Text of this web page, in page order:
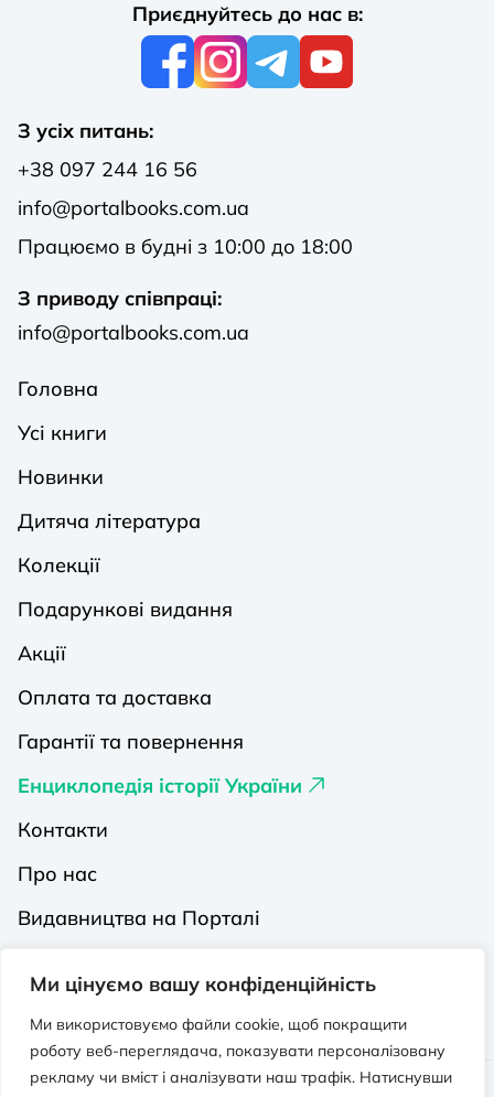
Ми цінуємо вашу конфіденційність
Ми використовуємо файли cookie, щоб покращити
роботу веб-переглядача, показувати персоналізовану
рекламу чи вміст і аналізувати наш трафік. Натиснувши
Приєднуйтесь до нас в:
З усіх питань:
+38 097 244 16 56
info@portalbooks.com.ua
Працюємо в будні з 10:00 до 18:00
З приводу співпраці:
info@portalbooks.com.ua
Головна
Усі книги
Новинки
Дитяча література
Колекції
Подарункові видання
Акції
Оплата та доставка
Гарантії та повернення
Енциклопедія історії України
Контакти
Про нас
Видавництва на Порталі
Видавничо-освітній проєкт “Портал”.